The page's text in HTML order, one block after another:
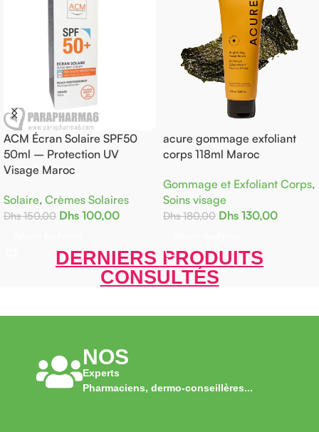
Écran Solaire SPF50
– Protection UV
Maroc
,Crèmes Solaires
150,00 Dhs100,00
acure gommage exfoliant
corps 118ml Maroc
Gommage et Exfoliant Corps,
Soins visage
180,00 Dhs130,00
DERNIERS PRODUITS
CONSULTÉS
NOS
Experts
Pharmaciens, dermo-conseillères...